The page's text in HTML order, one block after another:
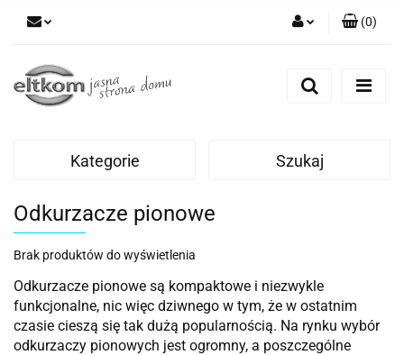
Zarejestruj się
(0)
Kategorie Szukaj
Odkurzacze pionowe
Brak produktów do wyświetlenia
Odkurzacze pionowe są kompaktowe i niezwykle
funkcjonalne, nic więc dziwnego w tym, że w ostatnim
czasie cieszą się tak dużą popularnością. Na rynku wybór
odkurzaczy pionowych jest ogromny, a poszczególne